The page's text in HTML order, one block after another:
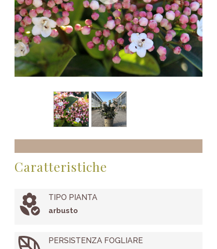
Caratteristiche
TIPO PIANTA
arbusto
PERSISTENZA FOGLIARE